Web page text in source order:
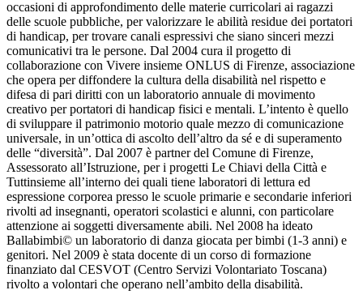
occasioni di approfondimento delle materie curricolari ai ragazzi
delle scuole pubbliche, per valorizzare le abilità residue dei portatori
di handicap, per trovare canali espressivi che siano sinceri mezzi
comunicativi tra le persone. Dal 2004 cura il progetto di
collaborazione con Vivere insieme ONLUS di Firenze, associazione
che opera per diffondere la cultura della disabilità nel rispetto e
difesa di pari diritti con un laboratorio annuale di movimento
creativo per portatori di handicap fisici e mentali. L’intento è quello
di sviluppare il patrimonio motorio quale mezzo di comunicazione
universale, in un’ottica di ascolto dell’altro da sé e di superamento
delle “diversità”. Dal 2007 è partner del Comune di Firenze,
Assessorato all’Istruzione, per i progetti Le Chiavi della Città e
Tuttinsieme all’interno dei quali tiene laboratori di lettura ed
espressione corporea presso le scuole primarie e secondarie inferiori
rivolti ad insegnanti, operatori scolastici e alunni, con particolare
attenzione ai soggetti diversamente abili. Nel 2008 ha ideato
Ballabimbi© un laboratorio di danza giocata per bimbi (1-3 anni) e
genitori. Nel 2009 è stata docente di un corso di formazione
finanziato dal CESVOT (Centro Servizi Volontariato Toscana)
rivolto a volontari che operano nell’ambito della disabilità.